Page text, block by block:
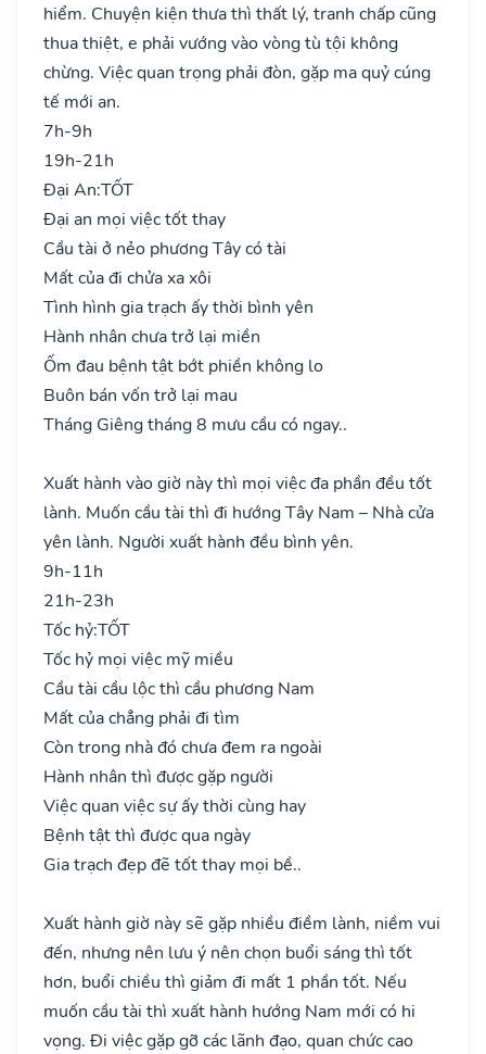
hiểm. Chuyện kiện thưa thì thất lý, tranh chấp cũng
thua thiệt, e phải vướng vào vòng tù tội không
chừng. Việc quan trọng phải đòn, gặp ma quỷ cúng
tế mới an.
7h-9h
19h-21h
Đại An:TỐT
Đại an mọi việc tốt thay
Cầu tài ở nẻo phương Tây có tài
Mất của đi chửa xa xôi
Tình hình gia trạch ấy thời bình yên
Hành nhân chưa trở lại miền
Ốm đau bệnh tật bớt phiền không lo
Buôn bán vốn trở lại mau
Tháng Giêng tháng 8 mưu cầu có ngay..
Xuất hành vào giờ này thì mọi việc đa phần đều tốt
lành. Muốn cầu tài thì đi hướng Tây Nam – Nhà cửa
yên lành. Người xuất hành đều bình yên.
9h-11h
21h-23h
Tốc hỷ:TỐT
Tốc hỷ mọi việc mỹ miều
Cầu tài cầu lộc thì cầu phương Nam
Mất của chẳng phải đi tìm
Còn trong nhà đó chưa đem ra ngoài
Hành nhân thì được gặp người
Việc quan việc sự ấy thời cùng hay
Bệnh tật thì được qua ngày
Gia trạch đẹp đẽ tốt thay mọi bề..
Xuất hành giờ này sẽ gặp nhiều điềm lành, niềm vui
đến, nhưng nên lưu ý nên chọn buổi sáng thì tốt
hơn, buổi chiều thì giảm đi mất 1 phần tốt. Nếu
muốn cầu tài thì xuất hành hướng Nam mới có hi
vọng. Đi việc gặp gỡ các lãnh đạo, quan chức cao